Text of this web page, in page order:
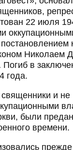
22 июля
Николаем
Погиб в
года.
священники и
были
времени.
прежде